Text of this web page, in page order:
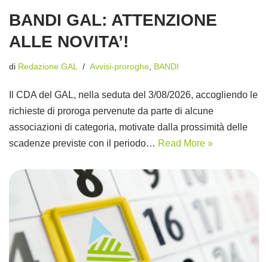
BANDI GAL: ATTENZIONE
ALLE NOVITA’!
di Redazione GAL Avvisi-proroghe BANDI
Il CDA del GAL, nella seduta del 3/08/2026, accogliendo le
richieste di proroga pervenute da parte di alcune
associazioni di categoria, motivate dalla prossimità delle
scadenze previste con il periodo… Read More »